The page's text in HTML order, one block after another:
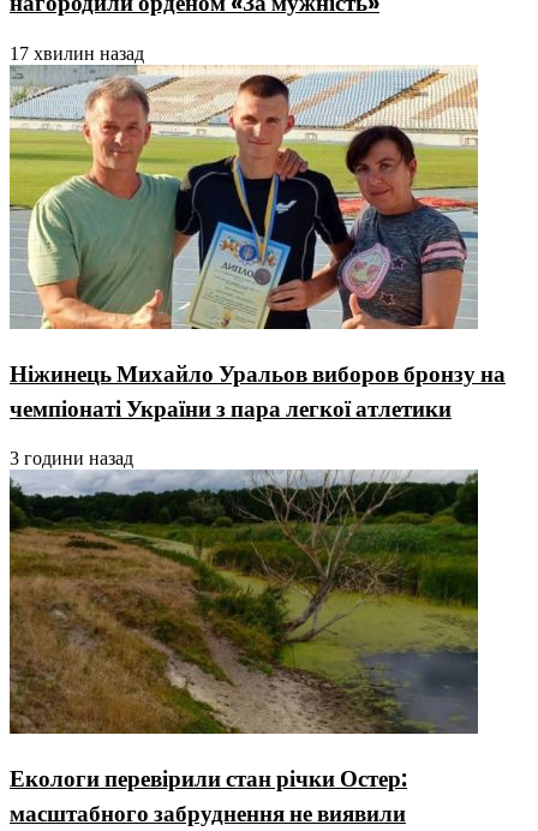
17 хвилин назад
Ніжинець Михайло Уральов виборов бронзу на
чемпіонаті України з пара легкої атлетики
3 години назад
Екологи перевірили стан річки Остер:
масштабного забруднення не виявили